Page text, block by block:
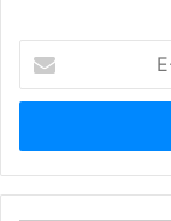
Posta
adresinizi